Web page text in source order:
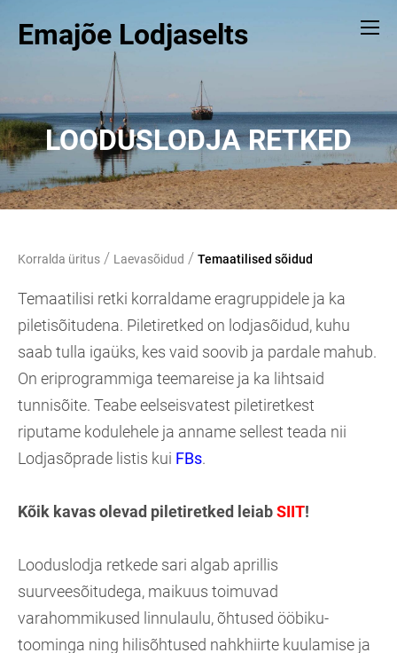
Emajõe Lodjaselts
LOODUSLODJA RETKED
Korralda üritus / Laevasõidud / Temaatilised sõidud
Temaatilisi retki korraldame eragruppidele ja ka
piletisõitudena. Piletiretked on lodjasõidud, kuhu
saab tulla igaüks, kes vaid soovib ja pardale mahub.
On eriprogrammiga teemareise ja ka lihtsaid
tunnisõite. Teabe eelseisvatest piletiretkest
riputame kodulehele ja anname sellest teada nii
Lodjasõprade listis kui FBs.
Kõik kavas olevad piletiretked leiabSIIT!
Looduslodja retkede sari algab aprillis
suurveesõitudega, maikuus toimuvad
varahommikused linnulaulu, õhtused ööbiku-
toominga ning hilisõhtused nahkhiirte kuulamise ja